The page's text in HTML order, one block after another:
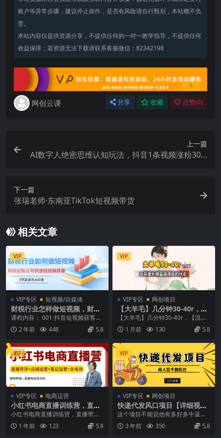
账户等异常步骤，建议停止操作，是否有风险请自行甄别，本站概不负
责。
本站内容仅提供资源分享，不提供任何的一对一教学指导，不提供任何
收益保障；若资源无法下载请联系客服微信：82342198
网创云课 分享 收藏 点赞(0)
上一篇
AI数字人绝密思维认知玩法，抖音1条视频涨粉30.8
下一篇
张瑞老师·东南亚TikTok短视频带货
相关文章
VIP
VIP专区 短视频/自媒体
财税行业怎样做短视频，财税
记账公司快速短视频获客（5
课程内容： 001-抖音短视频获客前
言.mp4 002-1.seo关键词排名.m...
2 年前 448 5.8
VIP
VIP专区 网创项目
【大羊毛】几分钟30-40r，
【流量体联盟】，可以矩阵，
【大羊毛】几分钟30-40r，【流量
体联盟】，可以矩阵，操作无脑简
单 羊毛，线报...
1 月前 130 5.8
VIP
VIP专区 电商运营
小红书电商直播训练营，直播
带货+店铺运营+笔记运营
小红书电商直播训练营，直播带货
+店铺运营+笔记运营 课程内容： 2.
002 电脑...
1 年前 123 5.8
VIP
VIP专区 网创项目
快递代发风口项目【详细视频
教程 代发渠道免费开户】
这个项目不能说他有多好多牛逼，
但是比起很多副业，这个项目还是
非常靠谱的。 为什么...
3 年前 350 5.8